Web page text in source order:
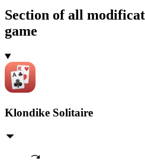
Section of all
game
Klondike Solitaire